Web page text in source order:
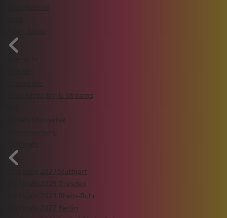
Bildergalerie
TV Sendezeiten & Streams
Verkehrshinweise
Länderwertung
Die Finals 2027 Stuttgart
Die Finals 2025 Dresden
Die Finals 2023 Rhein-Ruhr
Die Finals 2022 Berlin